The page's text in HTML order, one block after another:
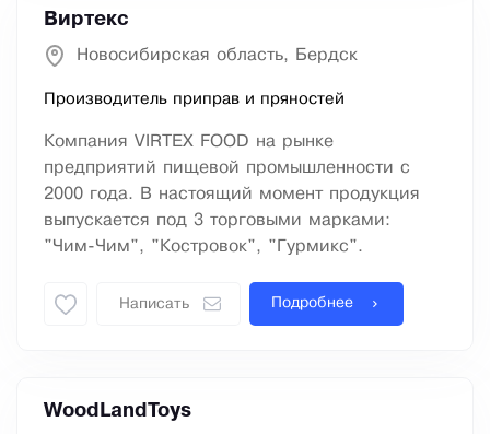
Виртекс
Новосибирская область, Бердск
Производитель приправ и пряностей
Компания VIRTEX FOOD на рынке
предприятий пищевой промышленности с
2000 года. В настоящий момент продукция
выпускается под 3 торговыми марками:
"Чим-Чим", "Костровок", "Гурмикс".
Написать Подробнее
WoodLandToys